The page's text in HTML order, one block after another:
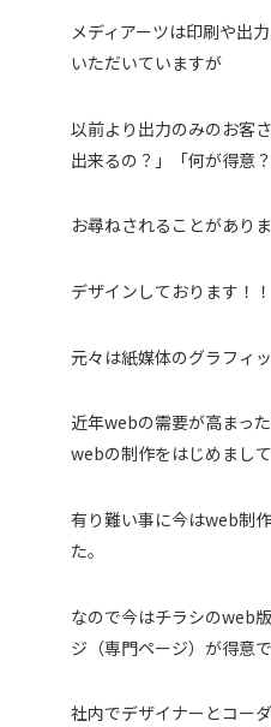
メディアーツは印刷や出
いただいていますが
以前より出力のみのお客
出来るの？」「何が得意
お尋ねされることがあり
デザインしております！！
元々は紙媒体のグラフィ
近年webの需要が高まっ
webの制作をはじめまして
有り難い事に今はweb制
た。
なので今はチラシのweb
ジ（専門ページ）が得意
社内でデザイナーとコー